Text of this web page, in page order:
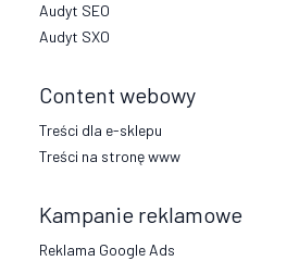
Audyt SEO
Audyt SXO
Content webowy
Treści dla e-sklepu
Treści na stronę www
Kampanie reklamowe
Reklama Google Ads